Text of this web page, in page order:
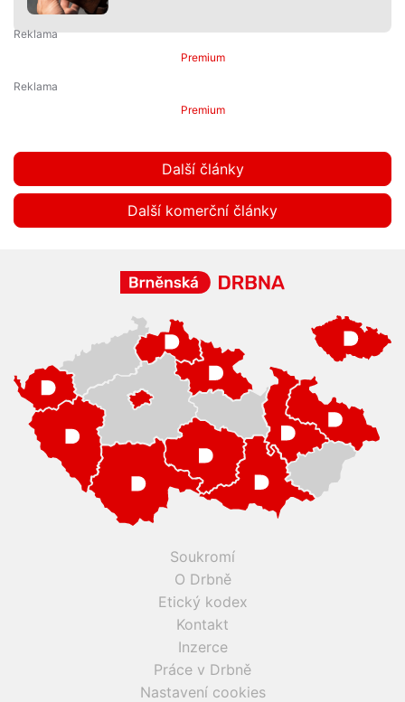
Premium
Premium
Další články
Další komerční články
Soukromí
O Drbně
Etický kodex
Kontakt
Inzerce
Práce v Drbně
Nastavení cookies